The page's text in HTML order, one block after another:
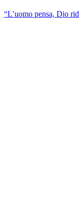
“L’uomo pensa, Dio